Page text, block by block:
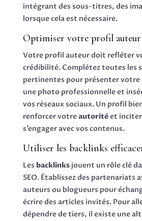
intégrant des sous-titres, des
lorsque cela est nécessaire.
Optimiser votre profil auteur
Votre profil auteur doit refléter
crédibilité. Complétez toutes les
pertinentes pour présenter
une photo professionnelle et
vos réseaux sociaux. Un profil
renforcer votreautoritéet inciter
s’engager avec vos contenus.
Utiliser les backlinks
Les backlinksjouent un rôle clé
SEO. Établissez des partenariats
auteurs ou blogueurs pour
écrire des articles invités. Pour
dépendre de tiers, il existe une